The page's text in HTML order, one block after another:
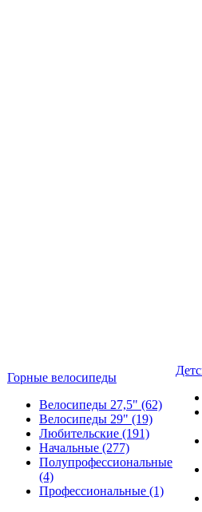
Горные велосипеды
Велосипеды 27,5" (62)
Велосипеды 29" (19)
Любительские (191)
Начальные (277)
Полупрофессиональные
(4)
Профессиональные (1)